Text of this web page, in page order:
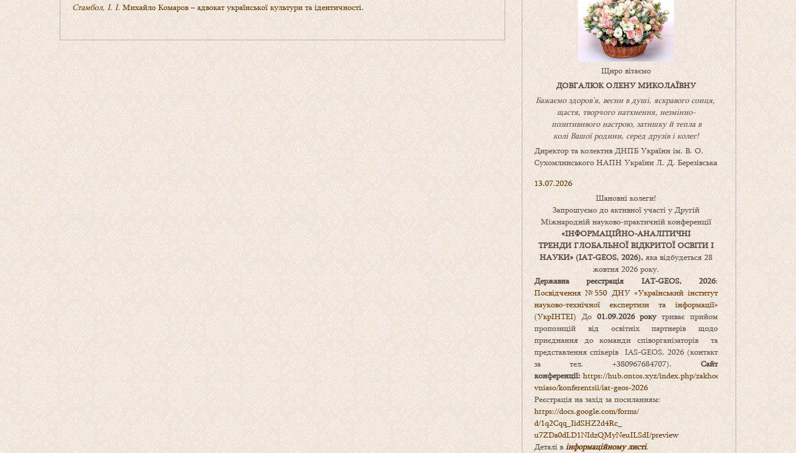
Стамбол, І. І. Михайло Комаров – адвокат української культури та ідентичності.
Щиро вітаємо
ДОВГАЛЮК ОЛЕНУ МИКОЛАЇВНУ
Бажаємо здоров’я, весни в душі, яскравого сонця,
щастя, творчого натхнення, незмінно-
позитивнвого настрою, затишкуйтепла в
коліВашоїродини, серед друзів і колег!
Директор та колектив ДНПБ України ім. В. О.
Сухомлинського НАПН України Л. Д. Березівська
13.07.2026
Шановні колеги!
Запрошуємо до активної участі у Другій
Міжнародній науково-практичній конференції
«ІНФОРМАЦІЙНО-АНАЛІТИЧНІ
ТРЕНДИ ГЛОБАЛЬНОЇ ВІДКРИТОЇ ОСВІТИ І
НАУКИ» (IAT-GEOS, 2026), яка відбудеться 28
жовтня 2026 року.
Державна реєстрація IAT-GEOS, 2026:
Посвідчення №550 ДНУ «Український інститут
науково-технічної експертизи та інформації»
(УкрІНТЕІ) До 01.09.2026 рокутриває прийом
пропозицій від освітніх партнерів щодо
приєднання до команди співорганізаторів та
представлення спікерів IAS-GEOS, 2026 (контакт
за тел. +380967684707). Сайт
конференції: https://hub.ontos.xyz/index.php/zakhody-
vniaso/konferentsii/iat-geos-2026
Реєстрація на захід за посиланням:
https://docs.google.com/forms/
d/1q2Cqq_IidSHZ2d4Rc_
u7ZDa0dLD1NIdzQMyNeuILSdI/preview
Деталі в інформаційному листі.